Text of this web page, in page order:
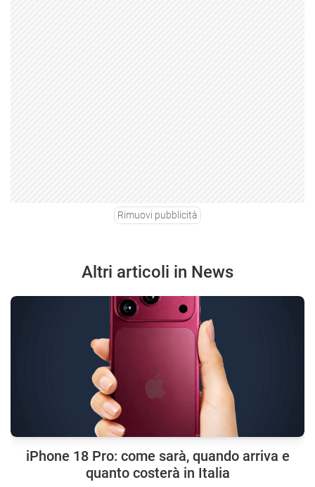
Rimuovi pubblicità
Altri articoli in News
iPhone 18 Pro: come sarà, quando arriva e
quanto costerà in Italia